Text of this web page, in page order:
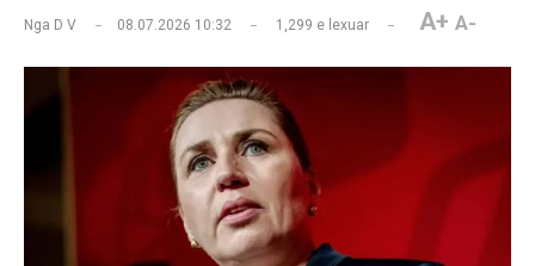
Nga D V 08.07.2026 10:32 1,299 e lexuar A+ A-